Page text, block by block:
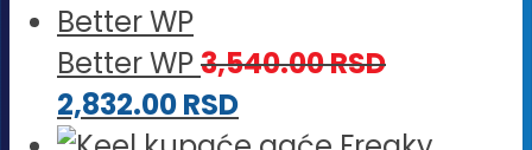
do
Better WP3,540.00RSD
2,832.00RSD